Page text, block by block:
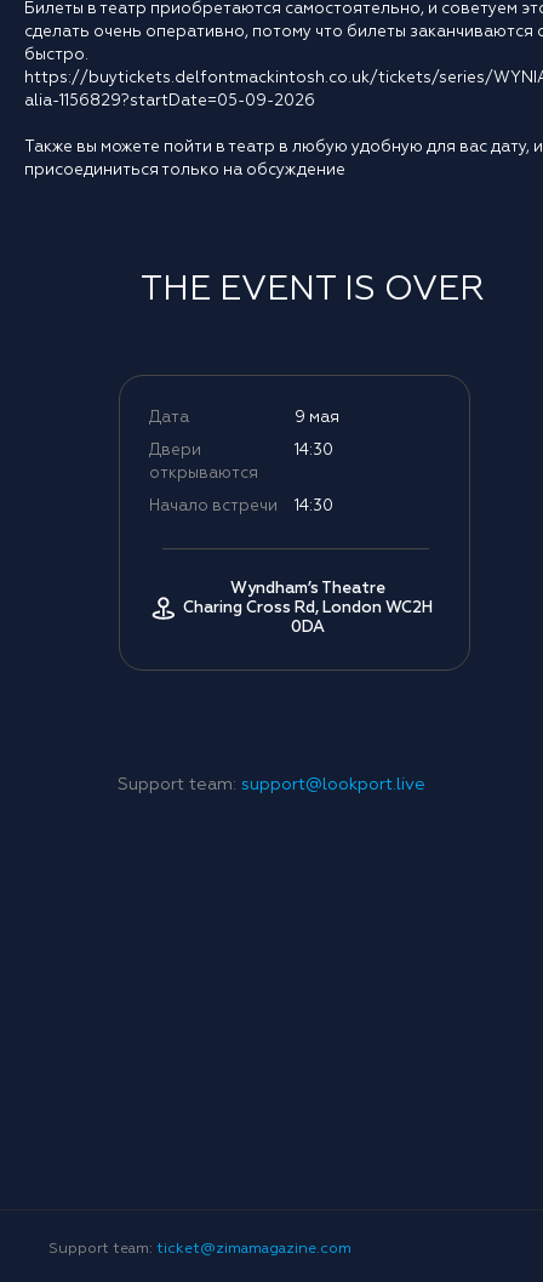
Билеты в театр приобретаются самостоятельно, и советуем
сделать очень оперативно, потому что билеты заканчиваются
быстро.
https://buytickets.delfontmackintosh.co.uk/tickets/series/
alia-1156829?startDate=05-09-2026
Также вы можете пойти в театр в любую удобную для вас дату, и
присоединиться только на обсуждение
THE EVENT IS OVER
Дата 9 мая
Двери
открываются
14:30
Начало встречи 14:30
Wyndham’s Theatre
Charing Cross Rd, London WC2H
0DA
Support team: support@lookport.live
Support team: ticket@zimamagazine.com